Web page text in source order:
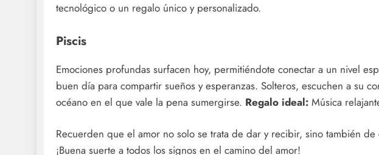
tecnológico o un regalo único y personalizado.
Piscis
Emociones profundas surfacen hoy, permitiéndote conectar a un nivel
buen día para compartir sueños y esperanzas. Solteros, escuchen a su
océano en el que vale la pena sumergirse. Regalo ideal: Música
Recuerden que el amor no solo se trata de dar y recibir, sino también
¡Buena suerte a todos los signos en el camino del amor!